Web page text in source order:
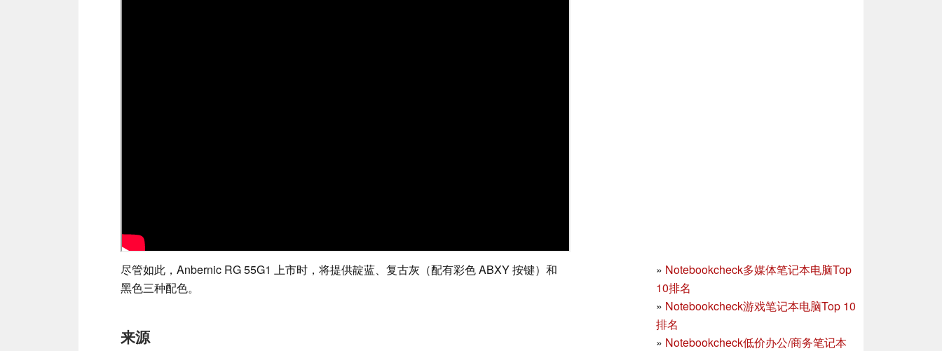
» Notebookcheck多媒体笔记本电脑Top
10排名
» Notebookcheck游戏笔记本电脑Top 10
排名
» Notebookcheck低价办公/商务笔记本
尽管如此，Anbernic RG 55G1 上市时，将提供靛蓝、复古灰（配有彩色 ABXY 按键）和
黑色三种配色。
来源